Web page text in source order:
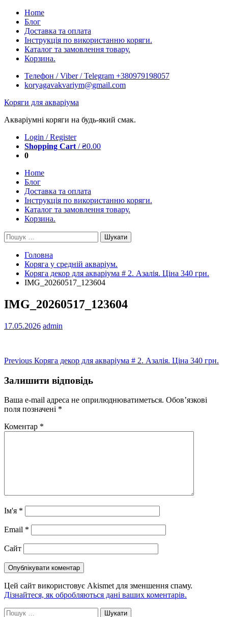
Skip
content
Home
Блог
Доставка та оплата
Інструкція по використанню коряги.
Каталог та замовлення товару.
Корзина.
Телефон / Viber / Telegram +380979198057
koryagavakvariym@gmail.com
Коряги для акваріума
Акваріумні коряги на будь-який смак.
Login / Register
Shopping Cart /₴0.00
0
Home
Блог
Доставка та оплата
Інструкція по використанню коряги.
Каталог та замовлення товару.
Корзина.
Пошук:
Головна
Коряга у средній акваріум.
Коряга декор для акваріума # 2. Азалія. Ціна 340 грн.
IMG_20260517_123604
IMG_20260517_123604
17.05.2026 admin
Навігація
записів
Previous Previous
Коряга декор для акваріума # 2. Азалія. Ціна 340 грн.
Залишити відповідь
Ваша e-mail адреса не оприлюднюватиметься. Обов’язкові
поля позначені *
Коментар *
Ім'я *
Email *
Сайт
Цей сайт використовує Akismet для зменшення спаму.
Дізнайтеся, як обробляються дані ваших коментарів.
Пошук: